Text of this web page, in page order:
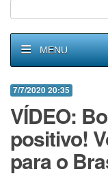
MENU
7/7/2020 20:35
VÍDEO:
positivo!
para o